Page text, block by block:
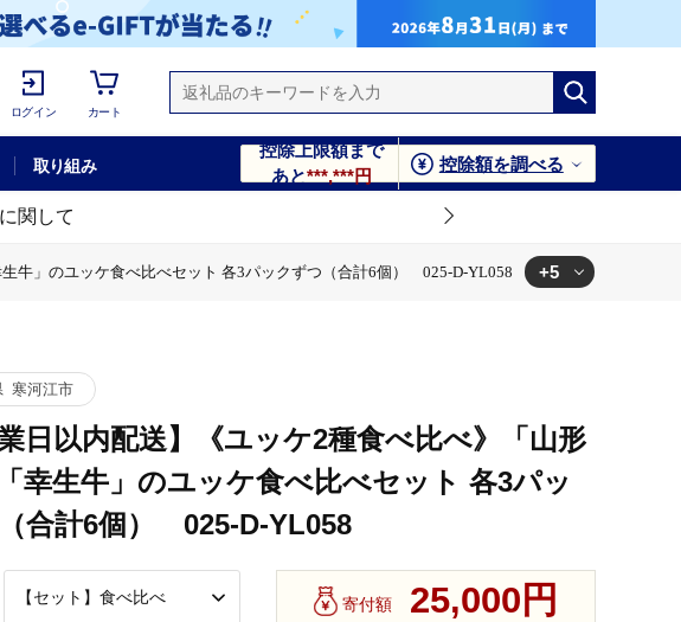
ログイン カート
取り組み
控除上限額まで
あと***,***円
控除額を調べる
関して
牛」のユッケ食べ比べセット 各3パックずつ（合計6個） 025-D-YL058 +5
） 025-D-YL058
寒河江市
業日以内配送】《ユッケ2種食べ比べ》「山形
幸生牛」のユッケ食べ比べセット 各3パッ
合計6個） 025-D-YL058
寄付額 25,000円